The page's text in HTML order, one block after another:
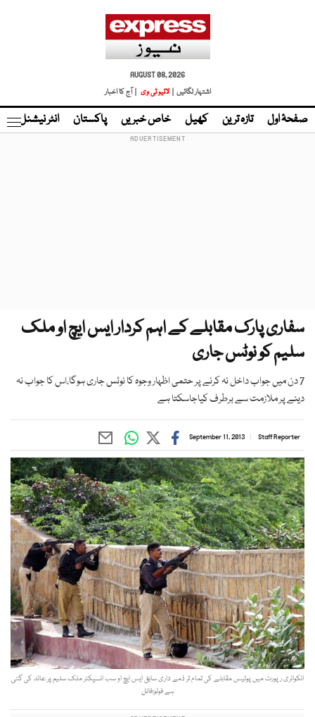
AUGUST 08, 2026
اشتہار لگائیں |
لائیو ٹی وی | آج کا اخبار
صفحۂ اول تازہ ترین کھیل خاص خبریں پاکستان انٹر نیشنل
سفاری پارک مقابلے کے اہم کردار ایس ایچ او ملک
سلیم کو نوٹس جاری
7 دن میں جواب داخل نہ کرنے پر حتمی اظہار وجوہ کا نوٹس جاری ہوگا،اس کا جواب نہ
دینے پر ملازمت سے برطرف کیاجاسکتا ہے
Staff Reporter
September 11, 2013
انکوائری رپورٹ میں پولیس مقابلے کی تمام تر ذمے داری سابق ایس ایچ او سب انسپکٹر ملک سلیم پر عائد کی گئی
ہے فوٹو:فائل